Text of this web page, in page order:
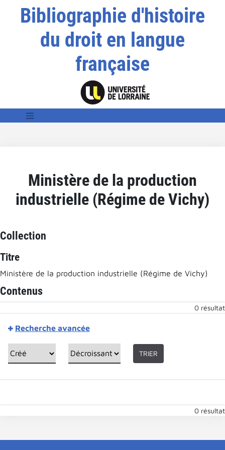
Bibliographie d'histoire
du droit en langue
française
Ministère de la production
industrielle (Régime de Vichy)
Collection
Titre
Ministère de la production industrielle (Régime de Vichy)
Contenus
0 résultat
Recherche avancée
TRIER
0 résultat